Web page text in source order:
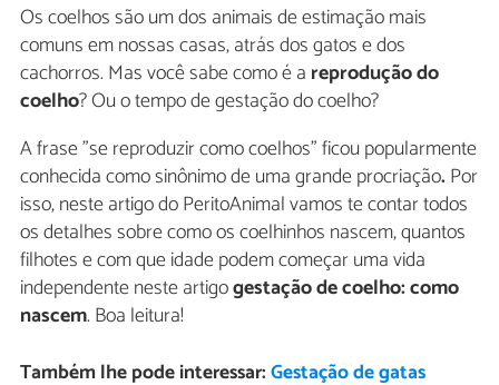
Os coelhos são um dos animais de estimação mais
comuns em nossas casas, atrás dos gatos e dos
cachorros. Mas você sabe como é a reprodução do
coelho? Ou o tempo de gestação do coelho?
A frase "se reproduzir como coelhos" ficou popularmente
conhecida como sinônimo de uma grande procriação.Por
isso, neste artigo do PeritoAnimal vamos te contar todos
os detalhes sobre como os coelhinhos nascem, quantos
filhotes e com que idade podem começar uma vida
independente neste artigogestação de coelho: como
nascem. Boa leitura!
Também lhe pode interessar:Gestação de gatas